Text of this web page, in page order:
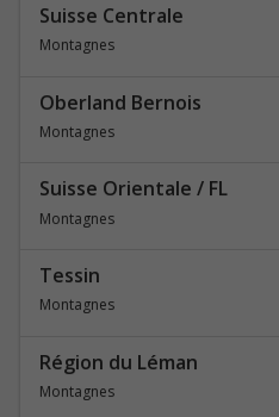
Suisse Centrale
Montagnes
Oberland Bernois
Montagnes
Suisse Orientale / FL
Montagnes
Tessin
Montagnes
Région du Léman
Montagnes